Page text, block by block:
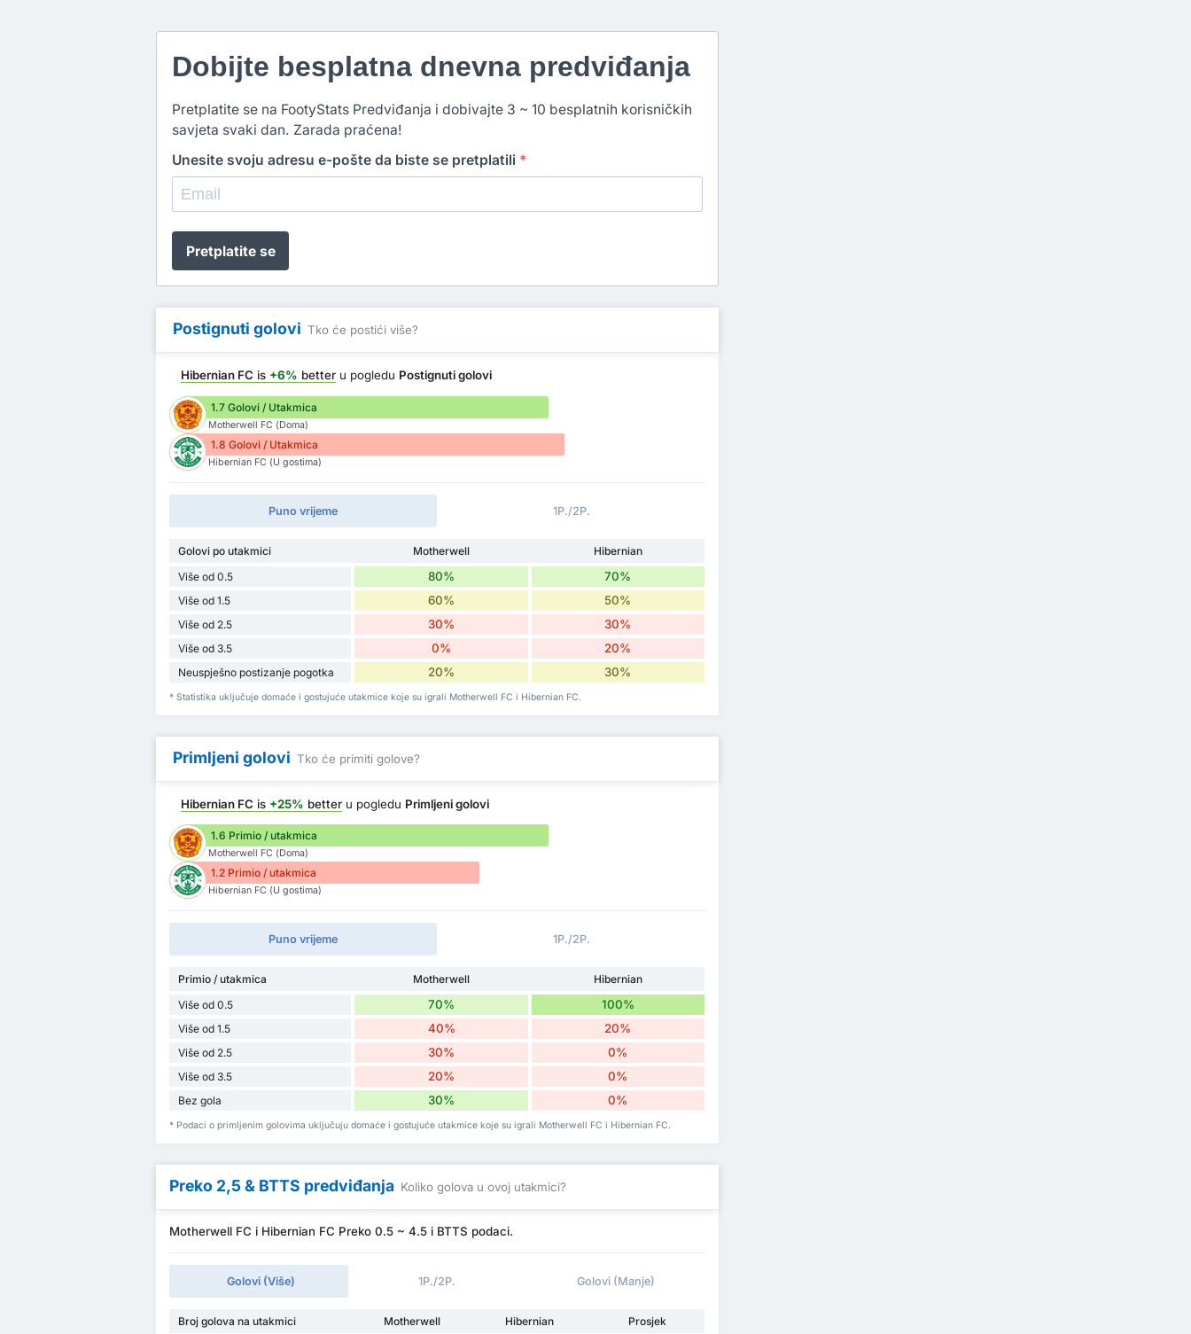
Dobijte besplatna dnevna predviđanja
Pretplatite se na FootyStats Predviđanja i dobivajte 3 ~ 10 besplatnih korisničkih
savjeta svaki dan. Zarada praćena!
Unesite svoju adresu e-pošte da biste se pretplatili *
Pretplatite se
Postignuti golovi Tko će postići više?
Hibernian FC is +6% better u pogledu Postignuti golovi
1.7 Golovi / Utakmica
Motherwell FC (Doma)
1.8 Golovi / Utakmica
Hibernian FC (U gostima)
Puno vrijeme 1P./2P.
Golovi po utakmici Motherwell
Hibernian
Više od 0.5
80% 70%
Više od 1.5 60% 50%
Više od 2.5 30% 30%
Više od 3.5 0% 20%
Neuspješno postizanje pogotka 20% 30%
* Statistika uključuje domaće i gostujuće utakmice koje su igrali Motherwell FC i Hibernian FC.
Primljeni golovi Tko će primiti golove?
Hibernian FC is +25% better u pogledu Primljeni golovi
1.6 Primio / utakmica
Motherwell FC (Doma)
1.2 Primio / utakmica
Hibernian FC (U gostima)
Puno vrijeme 1P./2P.
Primio / utakmica Motherwell
Hibernian
Više od 0.5
70% 100%
Više od 1.5 40% 20%
Više od 2.5 30% 0%
Više od 3.5 20% 0%
Bez gola 30% 0%
* Podaci o primljenim golovima uključuju domaće i gostujuće utakmice koje su igrali Motherwell FC i Hibernian FC.
Preko 2,5 & BTTS predviđanja Koliko golova u ovoj utakmici?
Motherwell FC i Hibernian FC Preko 0.5 ~ 4.5 i BTTS podaci.
Golovi (Više) 1P./2P. Golovi (Manje)
Broj golova na utakmici Motherwell Hibernian Prosjek